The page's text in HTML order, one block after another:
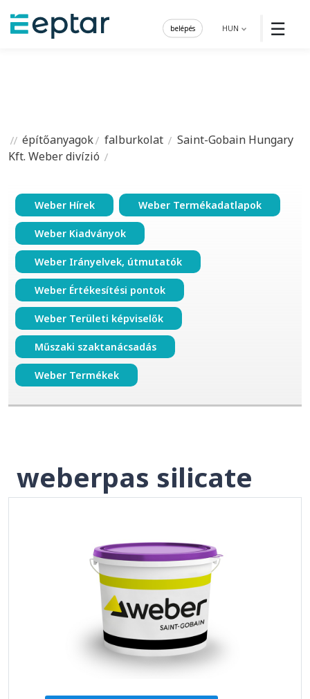
☰
HUN
belépés
építőanyagok falburkolat
Saint-Gobain Hungary
Kft. Weber divízió
Weber Hírek Weber Termékadatlapok
Weber Kiadványok
Weber Irányelvek, útmutatók
Weber Értékesítési pontok
Weber Területi képviselők
Műszaki szaktanácsadás
Weber Termékek
weberpas silicate